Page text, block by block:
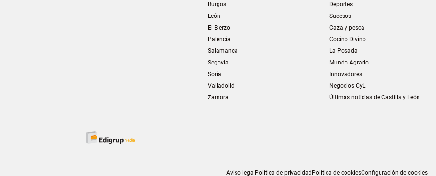
Burgos
León
El Bierzo
Palencia
Salamanca
Segovia
Soria
Valladolid
Zamora
Deportes
Sucesos
Caza y pesca
Cocino Divino
La Posada
Mundo Agrario
Innovadores
Negocios CyL
Últimas noticias de Castilla y León
Aviso legal Política de privacidad Política de cookiesConfiguración de cookies